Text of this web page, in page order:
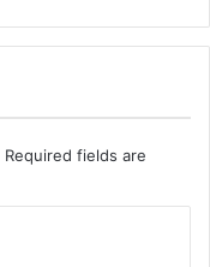
Required fields are